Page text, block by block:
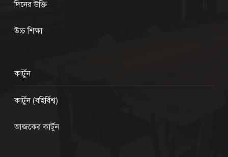
দিনের উক্তি
উচ্চ শিক্ষা
কার্টুন
কার্টুন (বহির্বিশ্ব)
আজকের কার্টুন